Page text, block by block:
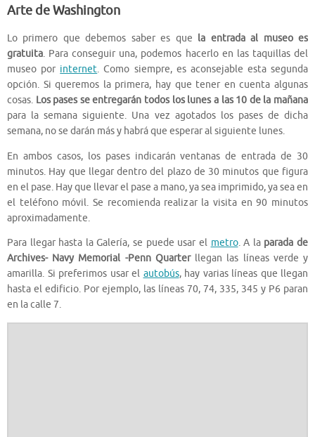
Arte de Washington
Lo primero que debemos saber es que la entrada al museo es
gratuita. Para conseguir una, podemos hacerlo en las taquillas del
museo por internet. Como siempre, es aconsejable esta segunda
opción. Si queremos la primera, hay que tener en cuenta algunas
cosas. Los pases se entregarán todos los lunes a las 10 de la mañana
para la semana siguiente. Una vez agotados los pases de dicha
semana, no se darán más y habrá que esperar al siguiente lunes.
En ambos casos, los pases indicarán ventanas de entrada de 30
minutos. Hay que llegar dentro del plazo de 30 minutos que figura
en el pase. Hay que llevar el pase a mano, ya sea imprimido, ya sea en
el teléfono móvil. Se recomienda realizar la visita en 90 minutos
aproximadamente.
Para llegar hasta la Galería, se puede usar el metro. A la parada de
Archives- Navy Memorial -Penn Quarterllegan las líneas verde y
amarilla. Si preferimos usar el autobús, hay varias líneas que llegan
hasta el edificio. Por ejemplo, las líneas 70, 74, 335, 345 y P6 paran
en la calle 7.